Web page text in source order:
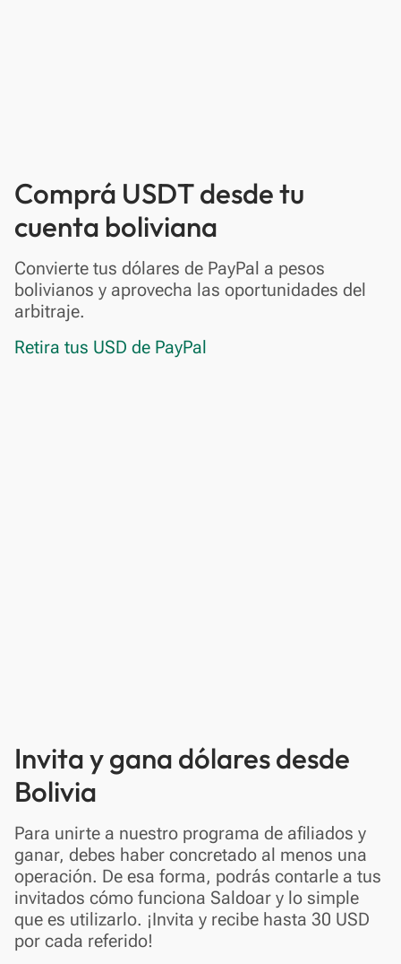
Comprá USDT desde tu
cuenta boliviana
Convierte tus dólares de PayPal a pesos
bolivianos y aprovecha las oportunidades del
arbitraje.
Retira tus USD de PayPal
Invita y gana dólares desde
Bolivia
Para unirte a nuestro programa de afiliados y
ganar, debes haber concretado al menos una
operación. De esa forma, podrás contarle a tus
invitados cómo funciona Saldoar y lo simple
que es utilizarlo. ¡Invita y recibe hasta 30 USD
por cada referido!